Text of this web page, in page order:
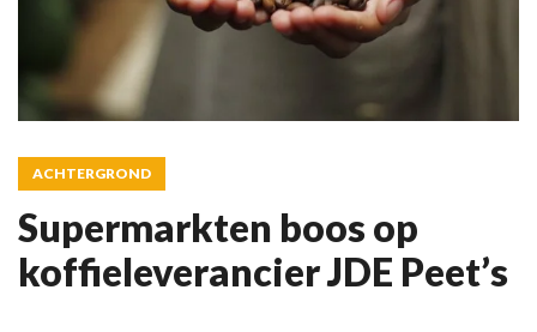
ACHTERGROND
Supermarkten boos op
koffieleverancier JDE Peet’s